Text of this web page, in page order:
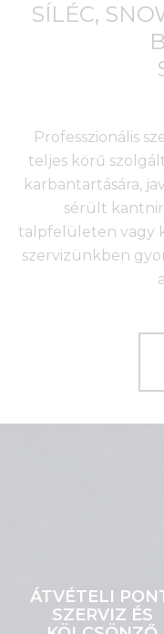
SÍLÉC,
Professzionális
teljes körű
karbantartására,
sérült
talpfelületen vagy
szervizünkben
ÁTVÉTELI
SZERVIZ ÉS